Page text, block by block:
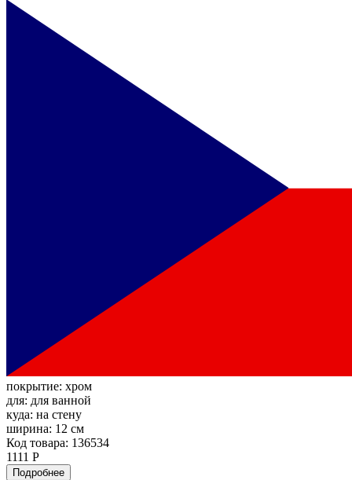
покрытие: хром
для: для ванной
куда: на стену
ширина: 12 см
Код товара: 136534
1111 Р
Подробнее